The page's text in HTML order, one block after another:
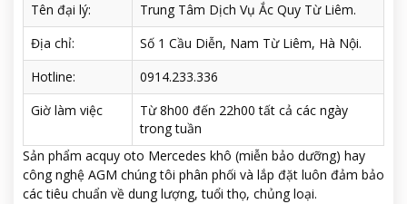
Tên đại lý:
Trung Tâm Dịch Vụ Ắc Quy Từ Liêm.
Địa chỉ:
Số 1 Cầu Diễn, Nam Từ Liêm, Hà Nội.
Hotline:
0914.233.336
Giờ làm việc
Từ 8h00 đến 22h00 tất cả các ngày
trong tuần
Sản phẩm acquy oto Mercedes khô (miễn bảo dưỡng) hay
công nghệ AGM chúng tôi phân phối và lắp đặt luôn đảm bảo
các tiêu chuẩn về dung lượng, tuổi thọ, chủng loại.